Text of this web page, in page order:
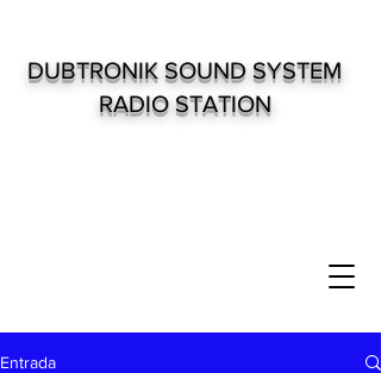
DUBTRONIK SOUND SYSTEM
RADIO STATION
Entrada